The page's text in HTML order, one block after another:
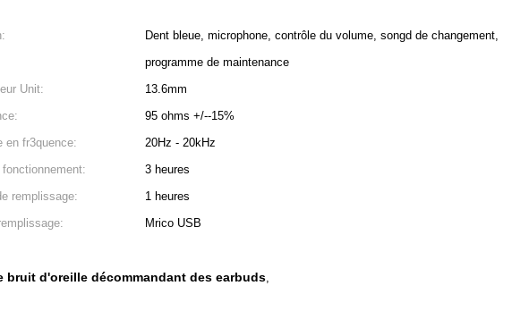
Dent bleue, microphone, contrôle du volume, songd de changement,
programme de maintenance
Unit:
13.6mm
95 ohms +/--15%
en fr3quence:
20Hz - 20kHz
fonctionnement:
3 heures
remplissage:
1 heures
Mrico USB
bruit d'oreille décommandant des earbuds,